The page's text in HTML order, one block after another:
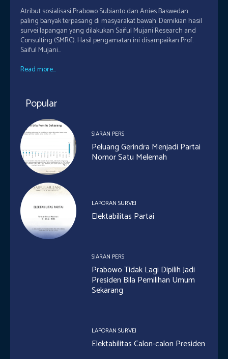
Atribut sosialisasi Prabowo Subianto dan Anies Baswedan
paling banyak terpasang di masyarakat bawah. Demikian hasil
survei lapangan yang dilakukan Saiful Mujani Research and
Consulting (SMRC). Hasil pengamatan ini disampaikan Prof.
Saiful Mujani...
Read more...
Popular
SIARAN PERS
Peluang Gerindra Menjadi Partai
Nomor Satu Melemah
LAPORAN SURVEI
Elektabilitas Partai
SIARAN PERS
Prabowo Tidak Lagi Dipilih Jadi
Presiden Bila Pemilihan Umum
Sekarang
LAPORAN SURVEI
Elektabilitas Calon-calon Presiden